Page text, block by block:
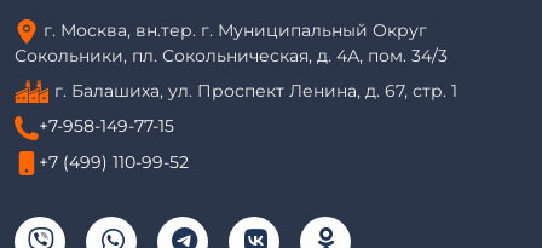
г. Москва, вн.тер. г. Муниципальный Округ
Сокольники, пл. Сокольническая, д. 4А, пом. 34/3
г. Балашиха, ул. Проспект Ленина, д. 67, стр. 1
+7-958-149-77-15
+7 (499) 110-99-52